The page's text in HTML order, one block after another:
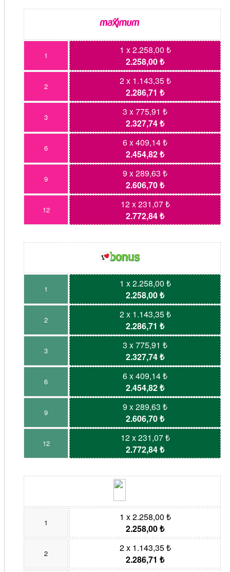
1
1 x 2.258,00 ₺
2.258,00 ₺
2
2 x 1.143,35 ₺
2.286,71 ₺
3
3 x 775,91 ₺
2.327,74 ₺
6
6 x 409,14 ₺
2.454,82 ₺
9
9 x 289,63 ₺
2.606,70 ₺
12
12 x 231,07 ₺
2.772,84 ₺
1
1 x 2.258,00 ₺
2.258,00 ₺
2
2 x 1.143,35 ₺
2.286,71 ₺
3
3 x 775,91 ₺
2.327,74 ₺
6
6 x 409,14 ₺
2.454,82 ₺
9
9 x 289,63 ₺
2.606,70 ₺
12
12 x 231,07 ₺
2.772,84 ₺
1
1 x 2.258,00 ₺
2.258,00 ₺
2
2 x 1.143,35 ₺
2.286,71 ₺